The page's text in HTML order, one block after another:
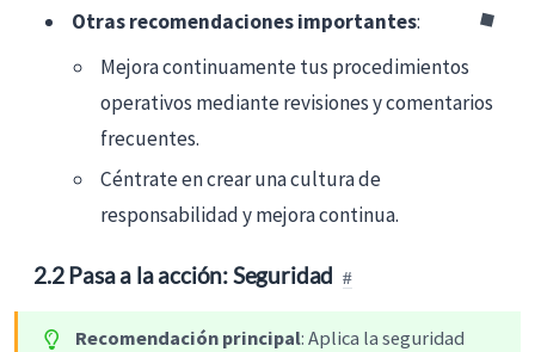
Otras recomendaciones importantes:
Mejora continuamente tus procedimientos
operativos mediante revisiones y comentarios
frecuentes.
Céntrate en crear una cultura de
responsabilidad y mejora continua.
2.2 Pasa a la acción: Seguridad
Recomendación principal: Aplica la seguridad